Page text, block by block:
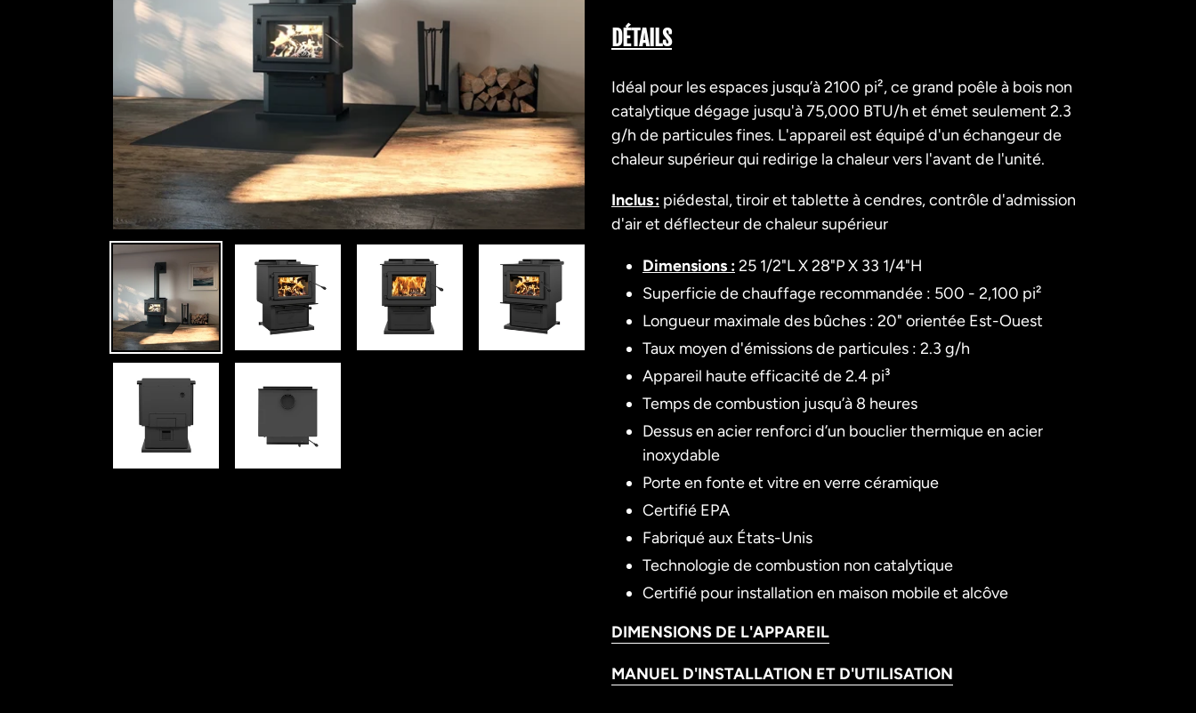
d'un
à
votre
panier
DÉTAILS
Idéal pour les espaces jusqu’à 2100 pi², ce grand poêle à bois non
catalytique dégage jusqu'à 75,000 BTU/h et émet seulement 2.3
g/h de particules fines. L'appareil est équipé d'un échangeur de
chaleur supérieur qui redirige la chaleur vers l'avant de l'unité.
Inclus : piédestal, tiroir et tablette à cendres, contrôle d'admission
d'air et déflecteur de chaleur supérieur
Dimensions :25 1/2"L X 28"P X 33 1/4"H
Superficie de chauffage recommandée : 500 - 2,100 pi²
Longueur maximale des bûches : 20" orientée Est-Ouest
Taux moyen d'émissions de particules : 2.3 g/h
Appareil haute efficacité de 2.4 pi³
Temps de combustion jusqu’à 8 heures
Dessus en acier renforci d’un bouclier thermique en acier
inoxydable
Porte en fonte et vitre en verre céramique
Certifié EPA
Fabriqué aux États-Unis
Technologie de combustion non catalytique
Certifié pour installation en maison mobile et alcôve
DIMENSIONS DE L'APPAREIL
MANUEL D'INSTALLATION ET D'UTILISATION